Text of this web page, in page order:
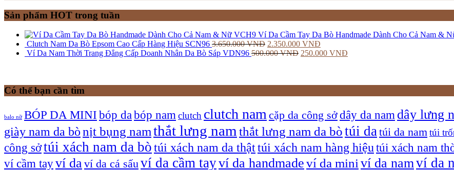
Sản phẩm HOT trong tuần
Ví Da Cầm Tay Da Bò Handmade Dành Cho Cả Nam &
Clutch Nam Da Bò Epsom Cao Cấp Hàng Hiệu SCN96 3.650.000VNĐ 2.350.000 VNĐ
Ví Da Nam Thời Trang Đẳng Cấp Doanh Nhân Da Bò Sáp VDN96 500.000VNĐ 250.000 VNĐ
Có thể bạn cần tìm
balo nữ BÓP DA MINI bóp da bóp nam clutch clutch nam cặp da công sởdây da nam dây lưng
giày nam da bònịt bụng namthắt lưng nam thắt lưng nam da bòtúi da túi da namtúi
công sởtúi xách nam da bòtúi xách nam da thậttúi xách nam hàng hiệu túi xách nam
ví cầm tayví daví da cá sấu ví da cầm tayví da handmadeví da mini ví da namví da